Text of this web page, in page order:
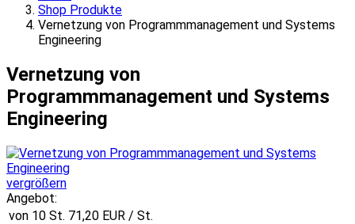
Shop Produkte
Vernetzung von Programmmanagement und Systems
Engineering
Vernetzung von
Programmmanagement und Systems
Engineering
vergrößern
Angebot:
von 10 St. 71,20 EUR / St.